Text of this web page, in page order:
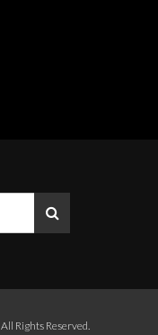
All Rights Reserved.